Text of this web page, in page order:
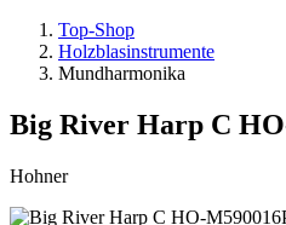
Top-Shop
Holzblasinstrumente
Mundharmonika
Big River Harp C
Hohner